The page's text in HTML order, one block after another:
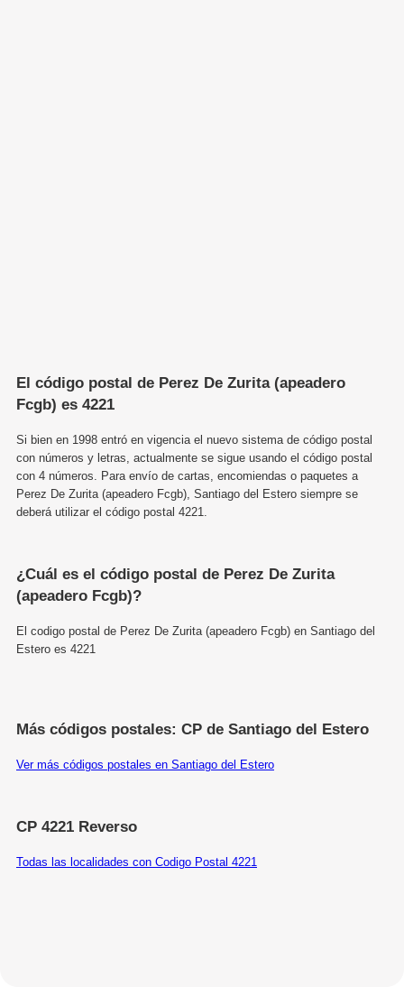
El código postal de Perez De Zurita (apeadero
Fcgb) es 4221
Si bien en 1998 entró en vigencia el nuevo sistema de código postal
con números y letras, actualmente se sigue usando el código postal
con 4 números. Para envío de cartas, encomiendas o paquetes a
Perez De Zurita (apeadero Fcgb), Santiago del Estero siempre se
deberá utilizar el código postal 4221.
¿Cuál es el código postal de Perez De Zurita
(apeadero Fcgb)?
El codigo postal de Perez De Zurita (apeadero Fcgb) en Santiago del
Estero es 4221
Más códigos postales: CP de Santiago del Estero
Ver más códigos postales en Santiago del Estero
CP 4221 Reverso
Todas las localidades con Codigo Postal 4221